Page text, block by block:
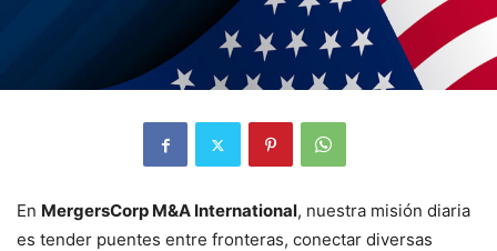
En MergersCorp M&A International, nuestra misión diaria
es tender puentes entre fronteras, conectar diversas